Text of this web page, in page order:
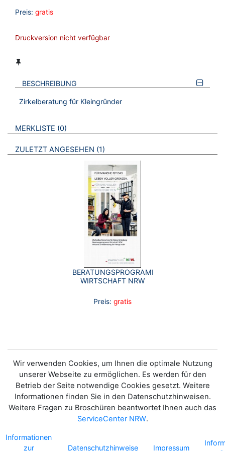
Preis: gratis
Druckversion nicht verfügbar
BESCHREIBUNG
Zirkelberatung für Kleingründer
VERWEISE AUF VERMERKTE- ODER ZULETZT ANGESEHENE
MERKLISTE 0 BROSCHÜREN
ZULETZT ANGESEHEN 1 BROSCHÜREN
BERATUNGSPROGRAMM
WIRTSCHAFT NRW
Preis: gratis
Wir verwenden Cookies, um Ihnen die optimale Nutzung
unserer Webseite zu ermöglichen. Es werden für den
Betrieb der Seite notwendige Cookies gesetzt. Weitere
Informationen finden Sie in den Datenschutzhinweisen.
Weitere Fragen zu Broschüren beantwortet Ihnen auch das
ServiceCenter NRW.
Informationen
zur
Datenschutzhinweise Impressum